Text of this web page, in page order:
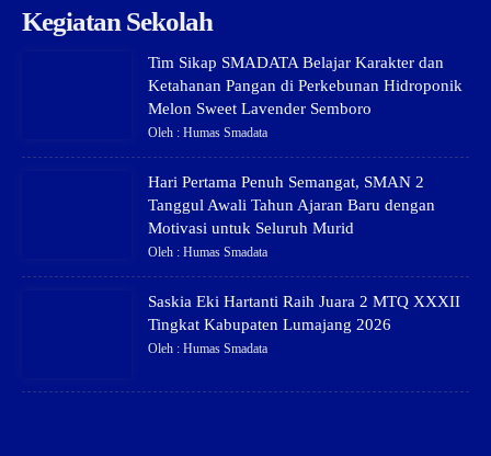
Kegiatan Sekolah
Tim Sikap SMADATA Belajar Karakter dan
Ketahanan Pangan di Perkebunan Hidroponik
Melon Sweet Lavender Semboro
Oleh : Humas Smadata
Hari Pertama Penuh Semangat, SMAN 2
Tanggul Awali Tahun Ajaran Baru dengan
Motivasi untuk Seluruh Murid
Oleh : Humas Smadata
Saskia Eki Hartanti Raih Juara 2 MTQ XXXII
Tingkat Kabupaten Lumajang 2026
Oleh : Humas Smadata